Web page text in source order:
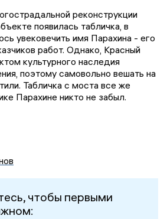
реконструкции
появилась табличка, в
увековечить имя Парахина - его
работ. Однако, Красный
культурного наследия
поэтому самовольно вешать на
Табличка с моста все же
Парахине никто не забыл.
чтобы первыми